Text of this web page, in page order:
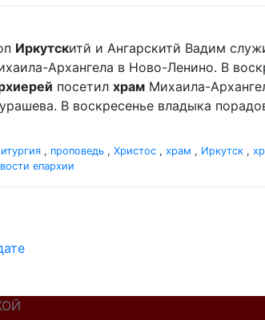
Иркутскитй и Ангарскитй Вадим
Архангела в Ново-Ленино. В
посетил храм Михаила-
В воскресенье владыка
, проповедь , Христос , храм , Иркутск ,
епархии